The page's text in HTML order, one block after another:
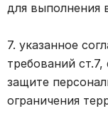
для выполнения
7. указанное
требований ст.7,
защите
ограничения